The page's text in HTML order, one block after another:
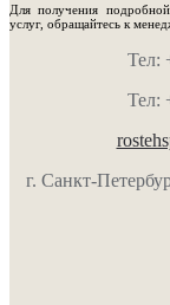
Для получения
услуг, обращайтесь к
Тел:
Тел:
г. Санкт-